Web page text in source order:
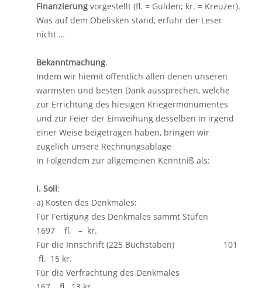
Finanzierung vorgestellt (fl. = Gulden; kr. = Kreuzer).
Was auf dem Obelisken stand, erfuhr der Leser
nicht …
Bekanntmachung.
Indem wir hiemit öffentlich allen denen unseren
wärmsten und besten Dank aussprechen, welche
zur Errichtung des hiesigen Kriegermonumentes
und zur Feier der Einweihung desselben in irgend
einer Weise beigetragen haben, bringen wir
zugelich unsere Rechnungsablage
in Folgendem zur allgemeinen Kenntniß als:
I. Soll:
a) Kosten des Denkmales:
Für Fertigung des Denkmales sammt Stufen
1697 fl. – kr.
Für die Innschrift (225 Buchstaben) 101
fl. 15 kr.
Für die Verfrachtung des Denkmales